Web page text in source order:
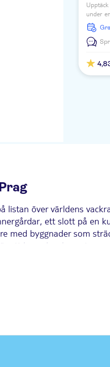
under
dig mer
listan över världens
ett slott på en
med byggnader som
att beundra den
att ölen i Prag är i